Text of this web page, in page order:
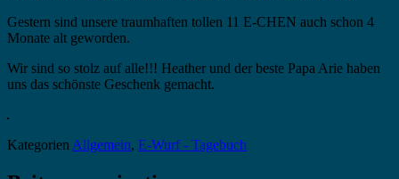
Gestern sind unsere traumhaften tollen 11 E-CHEN auch schon 4
Monate alt geworden.
Wir sind so stolz auf alle!!! Heather und der beste Papa Arie haben
uns das schönste Geschenk gemacht.
Kategorien Allgemein, E-Wurf - Tagebuch